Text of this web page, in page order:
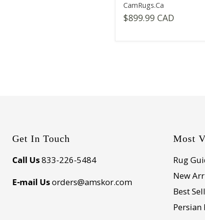
CamRugs.Ca
$899.99 CAD
Get In Touch
Call Us833-226-5484
E-mail Usorders@amskor.com
Most
Rug
New
Best
Persian